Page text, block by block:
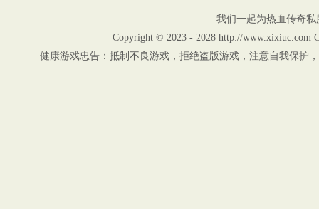
我们一起为热血传奇
Copyright © 2023 - 2028 http://www.xixiuc.com
健康游戏忠告：抵制不良游戏，拒绝盗版游戏，注意自我保护